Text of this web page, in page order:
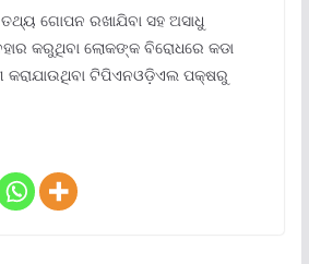
ଗୋପନ ରଖାଯିବା ସହ ଅସାଧୁ
କରୁଥିବା ଲୋକଙ୍କ ବିରୋଧରେ କଡା
କରାଯାଉଥିବା ଟିପିଏନଓଡ଼ିଏଲ ପକ୍ଷରୁ